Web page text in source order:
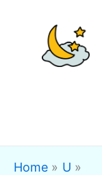
contenuto
Home
U